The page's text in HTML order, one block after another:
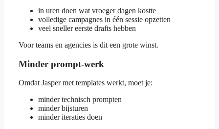
in uren doen wat vroeger dagen kostte
volledige campagnes in één sessie opzetten
veel sneller eerste drafts hebben
Voor teams en agencies is dit een grote winst.
Minder prompt-werk
Omdat Jasper met templates werkt, moet je:
minder technisch prompten
minder bijsturen
minder iteraties doen